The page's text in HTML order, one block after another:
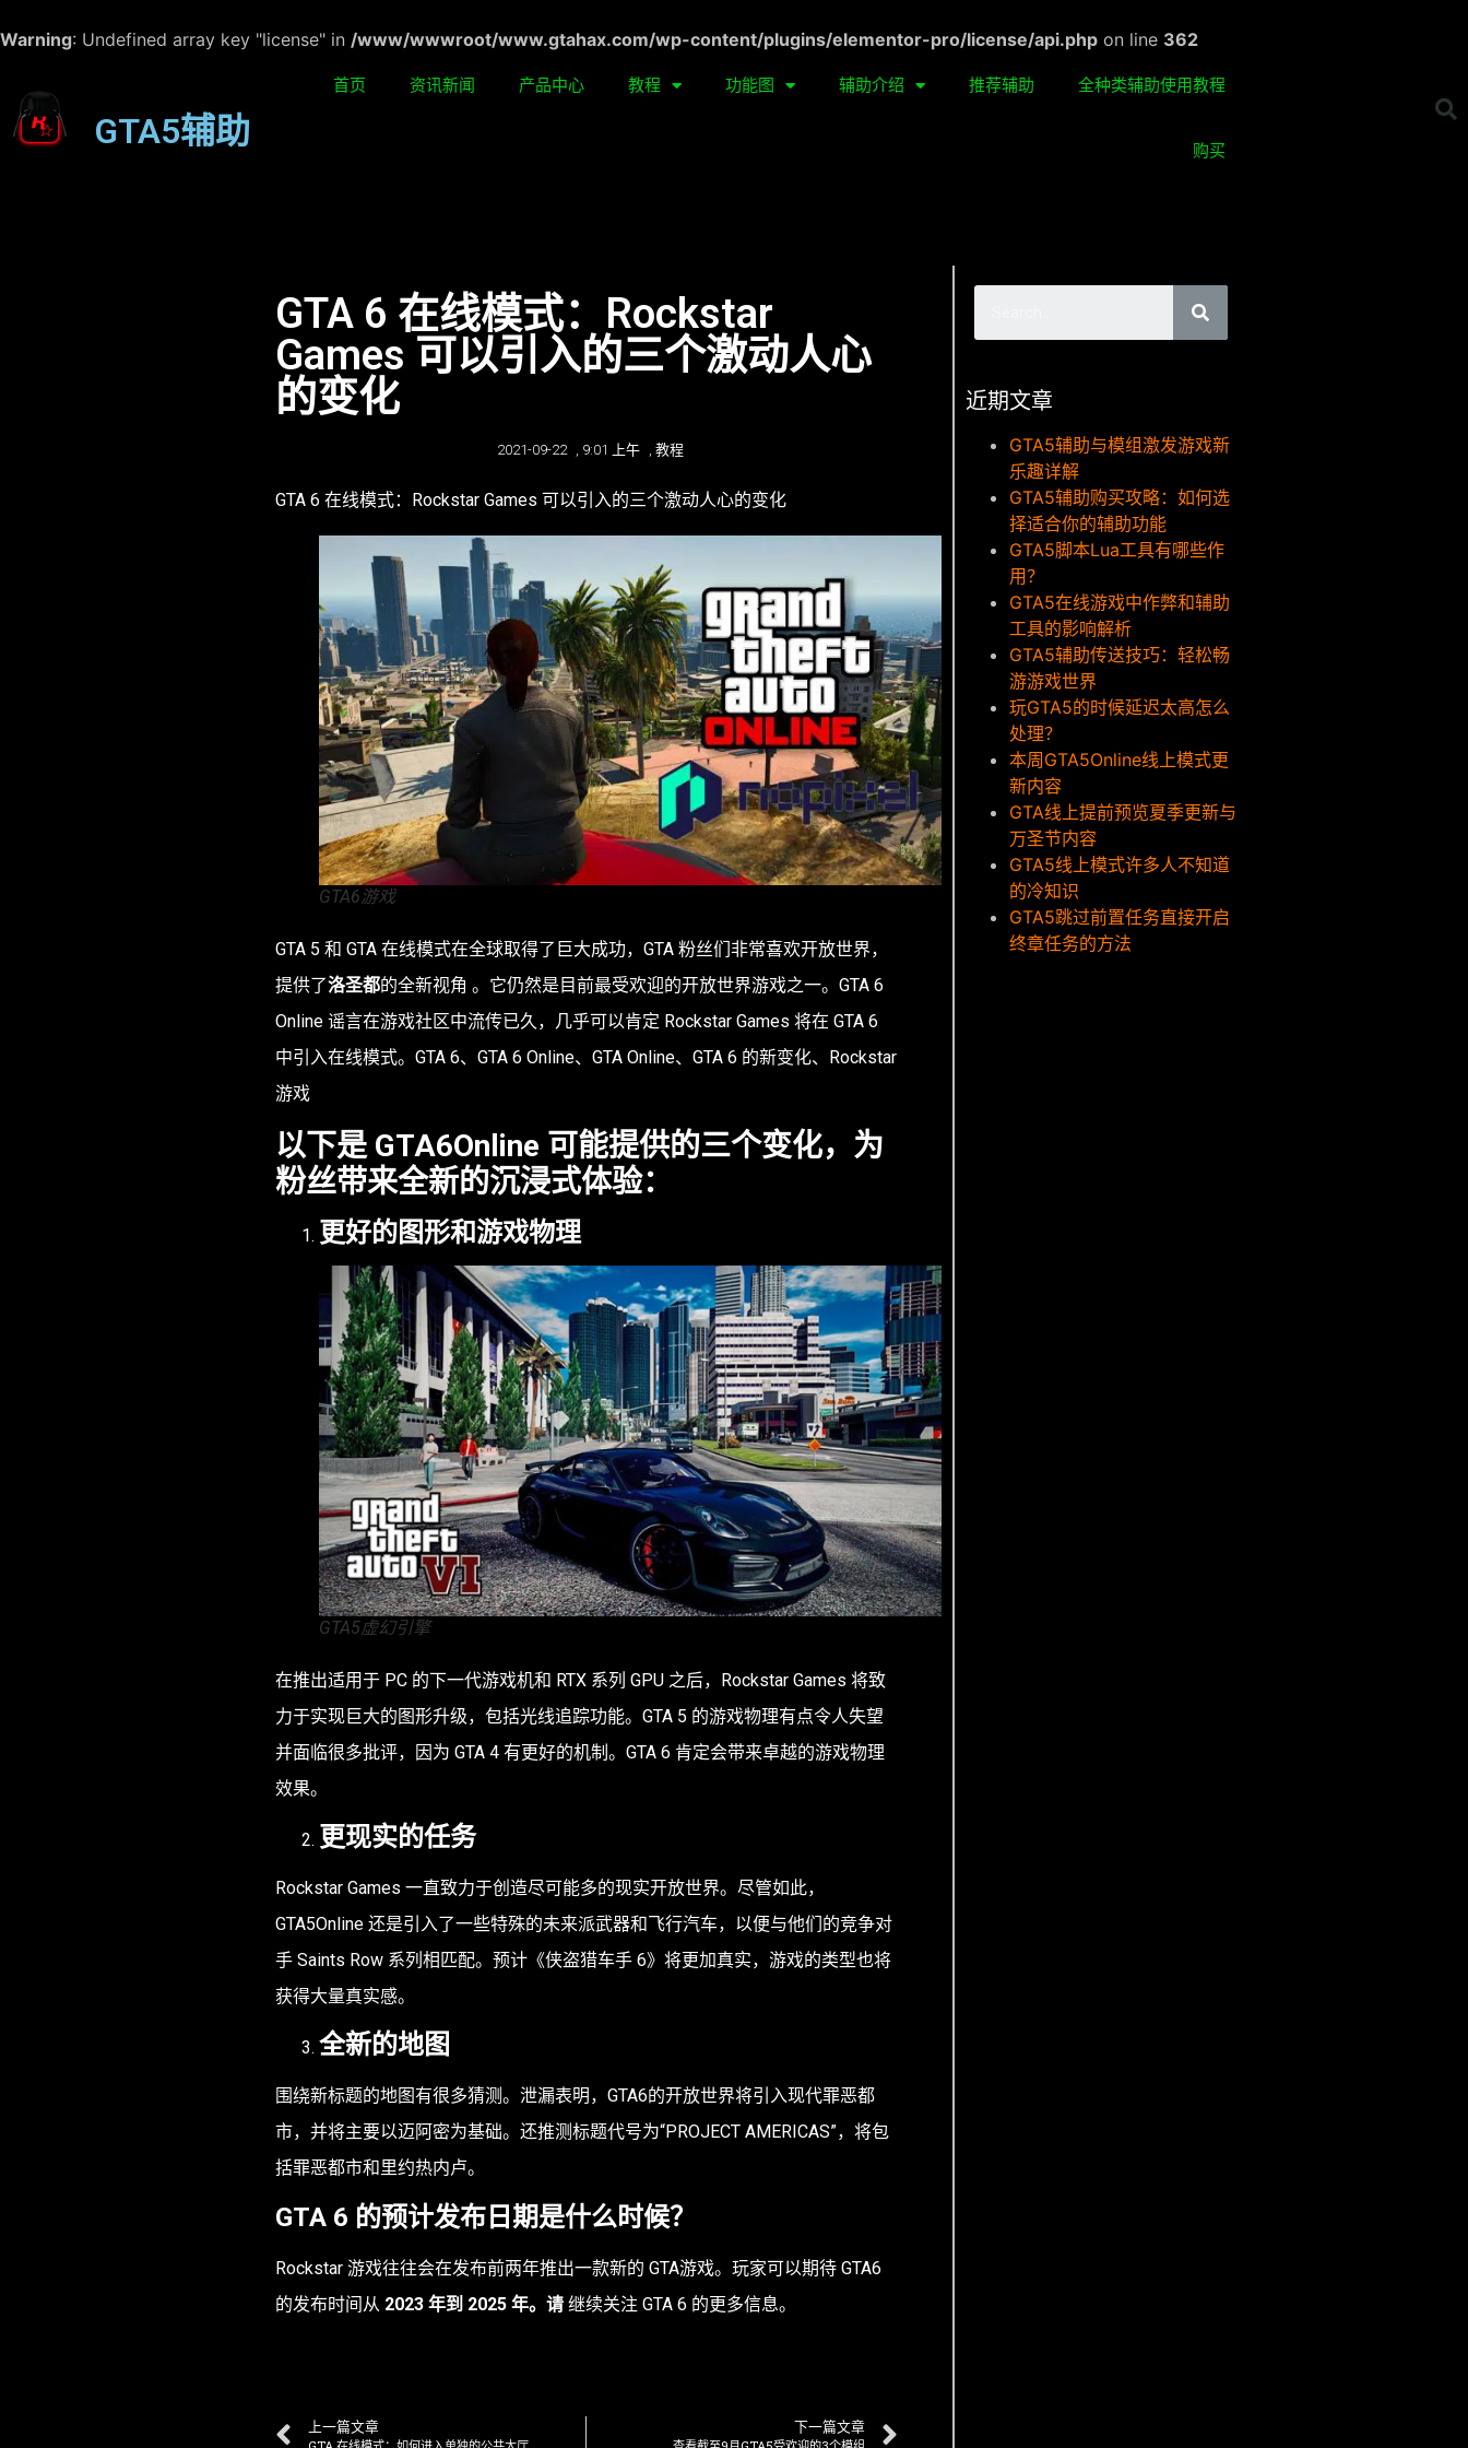
Warning: Undefined array key "license" in /www/wwwroot/www.gtahax.com/wp-content/plugins/elementor-pro/license/api.php on line 362
GTA5辅助
首页 资讯新闻 产品中心 教程 功能图 辅助介绍 推荐辅助 全种类辅助使用教程
购买
GTA 6 在线模式：Rockstar
Games 可以引入的三个激动人心
的变化
2021-09-22 , 9:01 上午 , 教程
GTA 6 在线模式：Rockstar Games 可以引入的三个激动人心的变化
GTA6游戏
GTA 5 和 GTA 在线模式在全球取得了巨大成功，GTA 粉丝们非常喜欢开放世界，
提供了洛圣都的全新视角 。它仍然是目前最受欢迎的开放世界游戏之一。GTA 6
Online 谣言在游戏社区中流传已久，几乎可以肯定 Rockstar Games 将在 GTA 6
中引入在线模式。GTA 6、GTA 6 Online、GTA Online、GTA 6 的新变化、Rockstar
游戏
以下是 GTA6Online 可能提供的三个变化，为
粉丝带来全新的沉浸式体验：
更好的图形和游戏物理
GTA5虚幻引擎
在推出适用于 PC 的下一代游戏机和 RTX 系列 GPU 之后，Rockstar Games 将致
力于实现巨大的图形升级，包括光线追踪功能。GTA 5 的游戏物理有点令人失望
并面临很多批评，因为 GTA 4 有更好的机制。GTA 6 肯定会带来卓越的游戏物理
效果。
更现实的任务
Rockstar Games 一直致力于创造尽可能多的现实开放世界。尽管如此，
GTA5Online 还是引入了一些特殊的未来派武器和飞行汽车，以便与他们的竞争对
手 Saints Row 系列相匹配。预计《侠盗猎车手 6》将更加真实，游戏的类型也将
获得大量真实感。
全新的地图
围绕新标题的地图有很多猜测。泄漏表明，GTA6的开放世界将引入现代罪恶都
市，并将主要以迈阿密为基础。还推测标题代号为“PROJECT AMERICAS”，将包
括罪恶都市和里约热内卢。
GTA 6 的预计发布日期是什么时候？
Rockstar 游戏往往会在发布前两年推出一款新的 GTA游戏。玩家可以期待 GTA6
的发布时间从 2023 年到 2025 年。请继续关注 GTA 6 的更多信息。
上一篇文章 下一篇文章
近期文章
GTA5辅助与模组激发游戏新
乐趣详解
GTA5辅助购买攻略：如何选
择适合你的辅助功能
GTA5脚本Lua工具有哪些作
用？
GTA5在线游戏中作弊和辅助
工具的影响解析
GTA5辅助传送技巧：轻松畅
游游戏世界
玩GTA5的时候延迟太高怎么
处理？
本周GTA5Online线上模式更
新内容
GTA线上提前预览夏季更新与
万圣节内容
GTA5线上模式许多人不知道
的冷知识
GTA5跳过前置任务直接开启
终章任务的方法